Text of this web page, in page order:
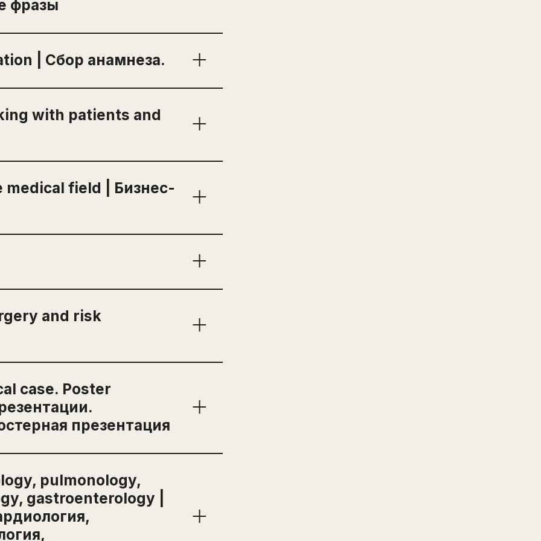
фразы
at a conference |
полезные фразы
| Сбор анамнеза.
with patients and
and colleagues
field | Бизнес-
| Бизнес-этикет для
/ Infinitive. Phrasal
and risk
assessment
case. Poster
презентация
presentation |
pulmonology,
gastroenterology |